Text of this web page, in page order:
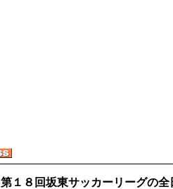
第１８回坂東サッカーリーグの